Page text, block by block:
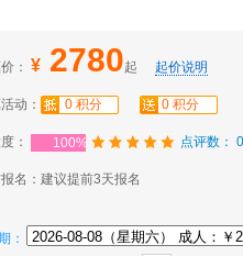
： ¥ 2780起 起价说明
动： 0 积分 0 积分
： 100% 点评数： 0
名：建议提前3天报名
：